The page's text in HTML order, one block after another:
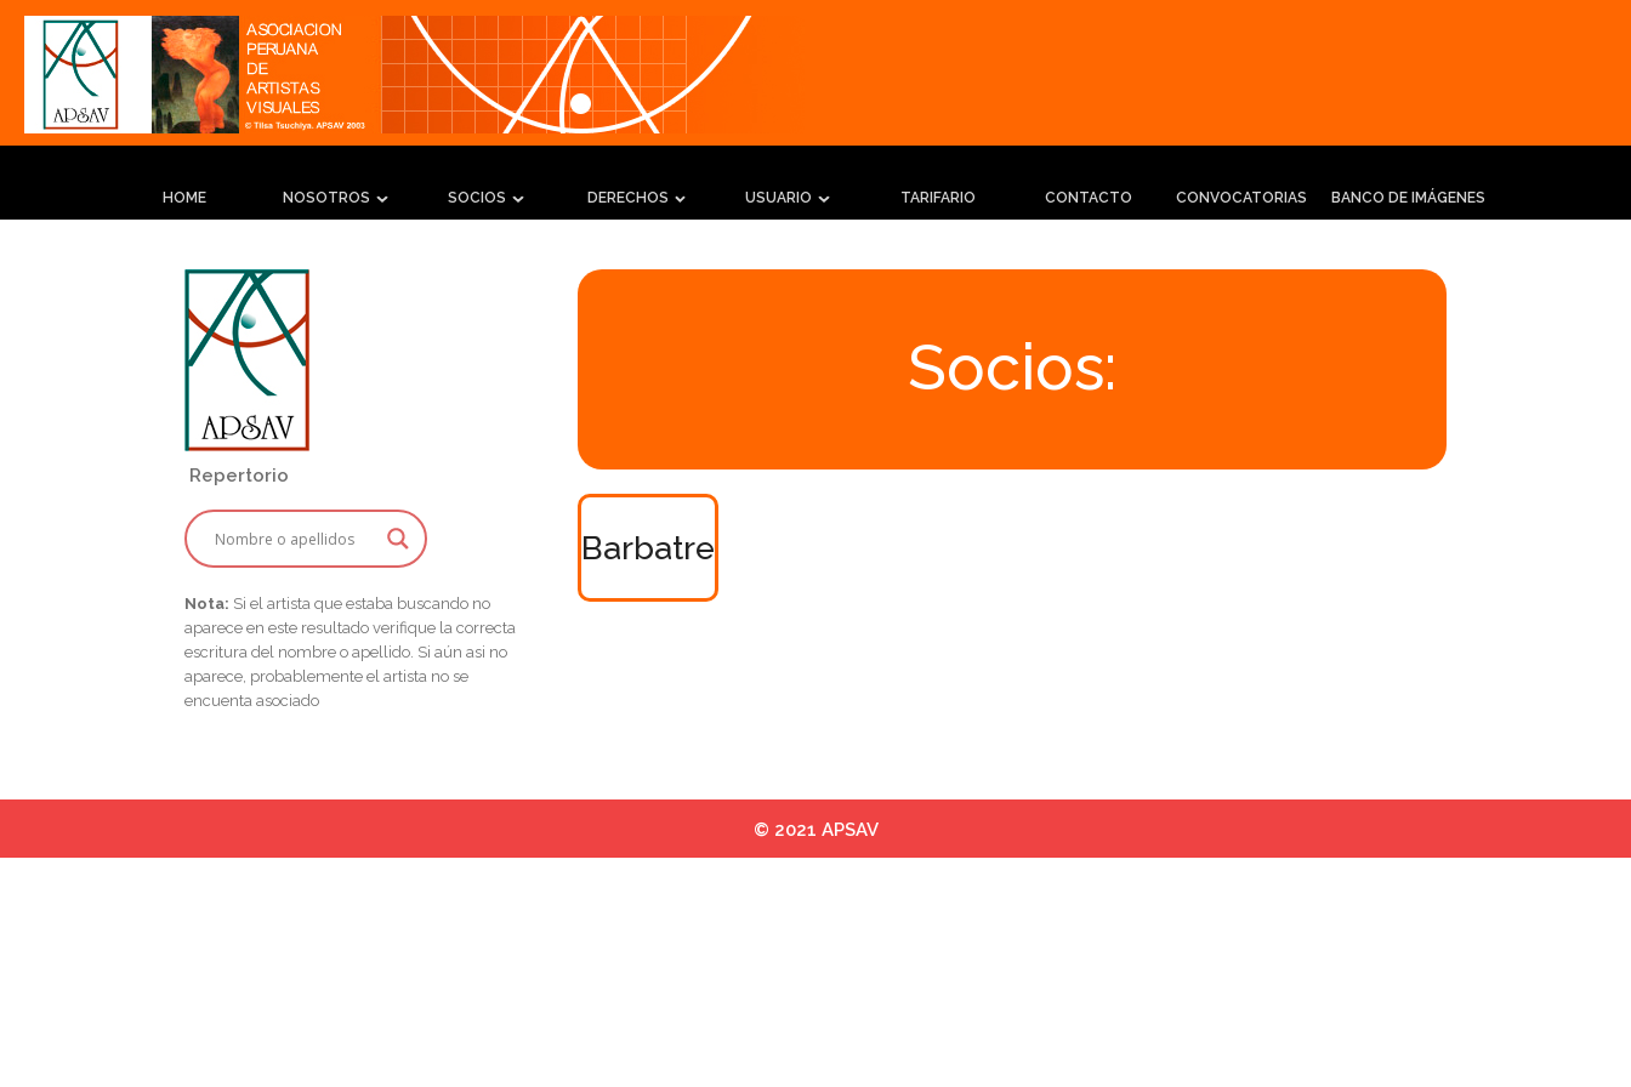
HOME NOSOTROS SOCIOS DERECHOS USUARIO TARIFARIO CONTACTO CONVOCATORIAS BANCO DE IMÁGENES
Repertorio
Nota: Si el artista que estaba buscando no
aparece en este resultado verifique la correcta
escritura del nombre o apellido. Si aún asi no
aparece, probablemente el artista no se
encuenta asociado
Socios:
Barbatre
© 2021 APSAV